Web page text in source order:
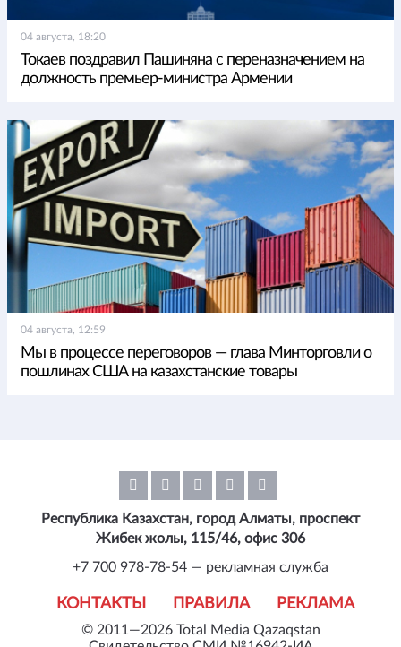
04 августа, 18:20
Токаев поздравил Пашиняна с переназначением на
должность премьер-министра Армении
04 августа, 12:59
Мы в процессе переговоров — глава Минторговли о
пошлинах США на казахстанские товары
© 2011—2026 Total Media Qazaqstan
КОНТАКТЫ ПРАВИЛА РЕКЛАМА
Республика Казахстан, город Алматы, проспект
Жибек жолы, 115/46, офис 306
+7 700 978-78-54 — рекламная служба